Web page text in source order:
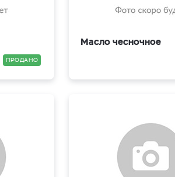
ПРОДАНО
Масло чесночное